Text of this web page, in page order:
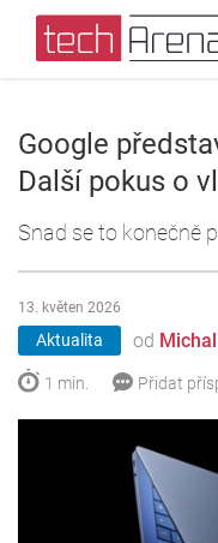
Google
Další pokus o
Snad se to konečně
Aktualita od
13. květen 2026
1 min. Přidat